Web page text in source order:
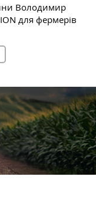
Володимир
для фермерів